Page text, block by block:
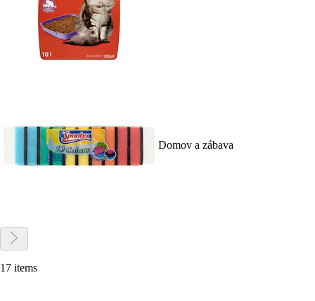
Domov a zábava
17 items